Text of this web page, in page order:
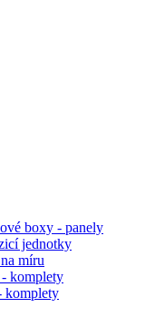
boxy - panely
jednotky
míru
komplety
komplety